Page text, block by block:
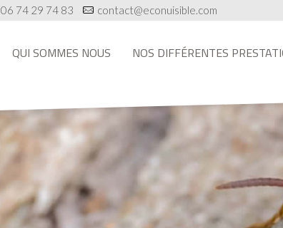
06 74 29 74 83 contact@econuisible.com
QUI SOMMES NOUS NOS DIFFÉRENTES